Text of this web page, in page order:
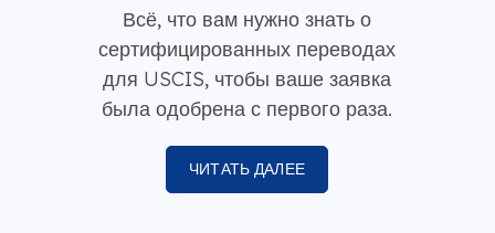
Всё, что вам нужно знать о
сертифицированных переводах
для USCIS, чтобы ваше заявка
была одобрена с первого раза.
ЧИТАТЬ ДАЛЕЕ